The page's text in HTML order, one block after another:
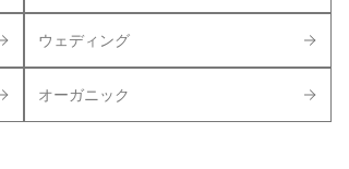
ウェディング
オーガニック